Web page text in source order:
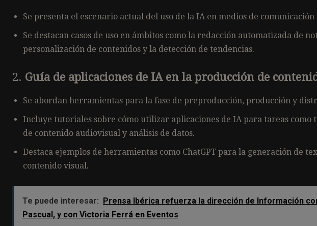
Se presenta el escenario actual del uso de la IA en medios de
Se destacan casos de uso en ámbitos como la redacción automatizada de
personalización de contenidos y la detección de tendencias.
2. Guía de aplicaciones de IA en la producción de
Se abordan herramientas para la fase de preproducción, producción y
Incluye tutoriales sobre cómo utilizar aplicaciones de IA para tareas como
de contenido audiovisual y análisis de datos.
Destaca ejemplos de herramientas como ChatGPT para la generación de
contenido visual.
Te puede interesar: Prensa Ibérica refuerza la dirección de Información
Pascual, y con Victoria Ferrá en Eventos